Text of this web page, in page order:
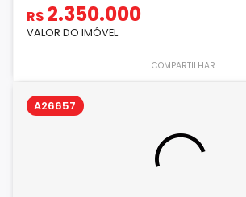
R$ 2.350.000
VALOR DO IMÓVEL
COMPARTILHAR
A26657